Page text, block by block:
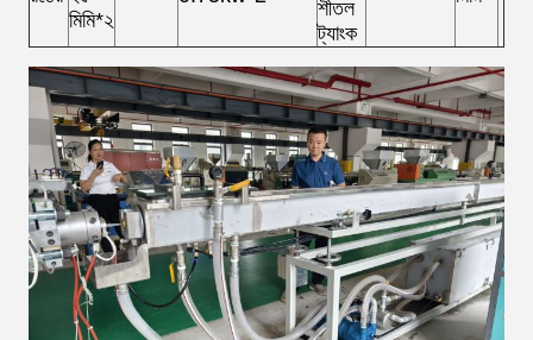
মিমি*২
শীতল
ট্যাংক